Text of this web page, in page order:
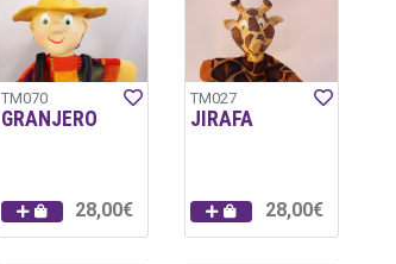
TM070
GRANJERO
28,00€
TM027
JIRAFA
28,00€